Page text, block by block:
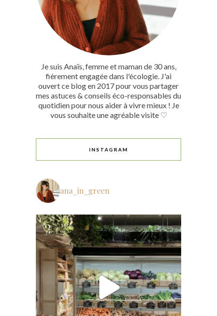
Je suis Anaïs, femme et maman de 30 ans,
fièrement engagée dans l'écologie. J'ai
ouvert ce blog en 2017 pour vous partager
mes astuces & conseils éco-responsables du
quotidien pour nous aider à vivre mieux ! Je
vous souhaite une agréable visite ♡
INSTAGRAM
ana_in_green